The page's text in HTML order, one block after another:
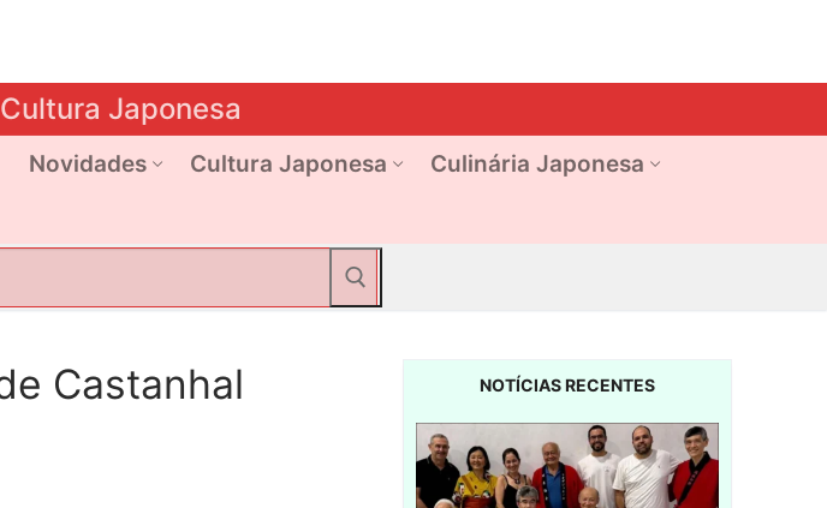
Japonesa
Novidades Cultura Japonesa
Culinária Japonesa
Castanhal
NOTÍCIAS RECENTES